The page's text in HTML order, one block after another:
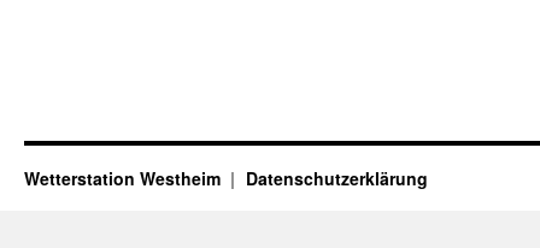
Wetterstation Westheim Datenschutzerklärung